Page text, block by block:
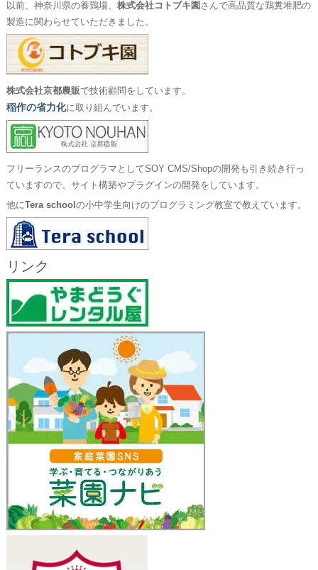
以前、神奈川県の養鶏場、 株式会社コトブキ園 さんで高品質な鶏糞堆肥の
製造に関わらせていただきました。
株式会社京都農販で技術顧問をしています。
稲作の省力化に取り組んでいます。
フリーランスのプログラマとしてSOY CMS/Shopの開発も引き続き行っ
ていますので、サイト構築やプラグインの開発をしています。
他にTera school の小中学生向けのプログラミング教室で教えています。
リンク